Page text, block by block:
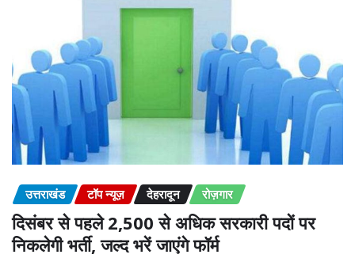
उत्तराखंड टॉप न्यूज़ देहरादून रोज़गार
दिसंबर से पहले 2,500 से अधिक सरकारी पदों पर
निकलेगी भर्ती, जल्द भरें जाएंगे फॉर्म